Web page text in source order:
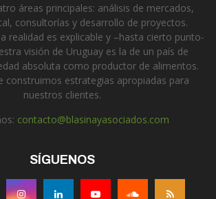
áreas principales: análisis de mercados,
consultorías y desarrollo de proyectos.
realidad es explicable y –hasta cierto punto-
visión de Uruguay es la de un país de
absoluta como productor de alimentos.
construimos estrategias apropiadas para
nuestros clientes.
contacto@blasinayasociados.com
SÍGUENOS